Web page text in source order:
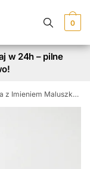
0
w 24h – pilne
Maluszka – body z nadrukiem